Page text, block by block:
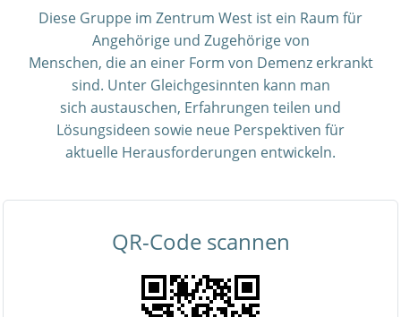
Diese Gruppe im Zentrum West ist ein Raum für
Angehörige und Zugehörige von
Menschen, die an einer Form von Demenz erkrankt
sind. Unter Gleichgesinnten kann man
sich austauschen, Erfahrungen teilen und
Lösungsideen sowie neue Perspektiven für
aktuelle Herausforderungen entwickeln.
QR-Code scannen